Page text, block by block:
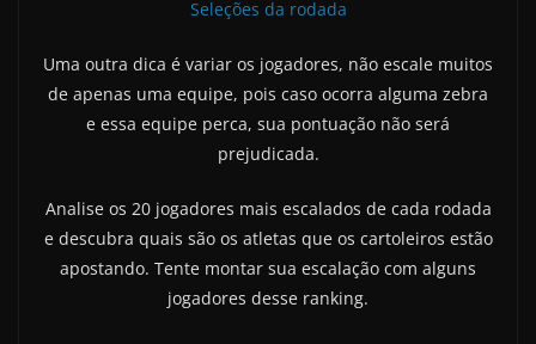
Seleções da rodada
Uma outra dica é variar os jogadores, não escale muitos
de apenas uma equipe, pois caso ocorra alguma zebra
e essa equipe perca, sua pontuação não será
prejudicada.
Analise os 20 jogadores mais escalados de cada rodada
e descubra quais são os atletas que os cartoleiros estão
apostando. Tente montar sua escalação com alguns
jogadores desse ranking.